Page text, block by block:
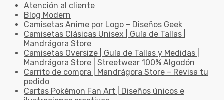
Atención al cliente
Blog Modern
Camisetas Anime por Logo – Diseños Geek
Camisetas Clásicas Unisex | Guía de Tallas |
Mandrágora Store
Camisetas Oversize | Guía de Tallas y Medidas |
Mandrágora Store | Streetwear 100% Algodón
Carrito de compra | Mandrágora Store – Revisa tu
pedido
Cartas Pokémon Fan Art | Diseños únicos e